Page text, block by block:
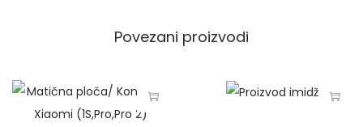
Povezani proizvodi